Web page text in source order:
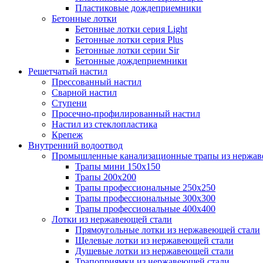
Пластиковые дождеприемники
Бетонные лотки
Бетонные лотки серия Light
Бетонные лотки серия Plus
Бетонные лотки серии Sir
Бетонные дождеприемники
Решетчатый настил
Прессованный настил
Сварной настил
Ступени
Просечно-профилированный настил
Настил из стеклопластика
Крепеж
Внутренний водоотвод
Промышленные канализационные трапы из
Трапы мини 150х150
Трапы 200х200
Трапы профессиональные 250х250
Трапы профессиональные 300х300
Трапы профессиональные 400х400
Лотки из нержавеющей стали
Прямоугольные лотки из нержавеющей стали
Щелевые лотки из нержавеющей стали
Душевые лотки из нержавеющей стали